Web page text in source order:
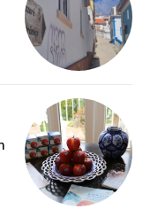
feira em sua
para